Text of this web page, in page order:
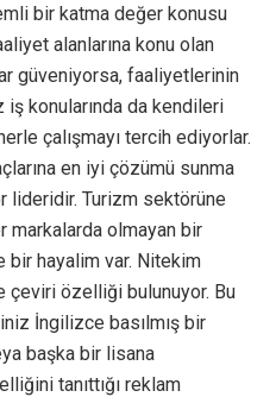
bir katma değer konusu
alanlarına konu olan
güveniyorsa, faaliyetlerinin
iş konularında da kendileri
çalışmayı tercih ediyorlar.
en iyi çözümü sunma
lideridir. Turizm sektörüne
markalarda olmayan bir
bir hayalim var. Nitekim
özelliği bulunuyor. Bu
İngilizce basılmış bir
başka bir lisana
tanıttığı reklam